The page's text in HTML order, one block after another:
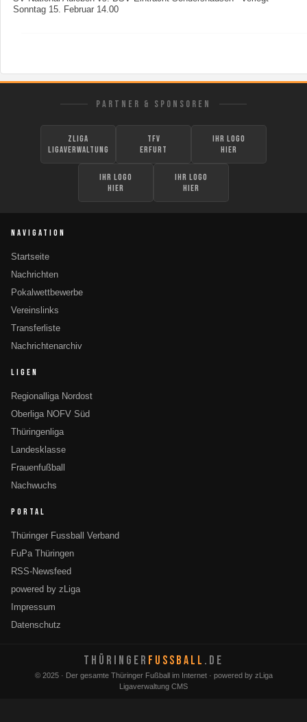
Sonntag 15. Februar 14.00
PARTNER & SPONSOREN
zLiga
Ligaverwaltung
TFV
Erfurt
Ihr Logo
hier
Ihr Logo
hier
Ihr Logo
hier
NAVIGATION
Startseite
Nachrichten
Pokalwettbewerbe
Vereinslinks
Transferliste
Nachrichtenarchiv
LIGEN
Regionalliga Nordost
Oberliga NOFV Süd
Thüringenliga
Landesklasse
Frauenfußball
Nachwuchs
PORTAL
Thüringer Fussball Verband
FuPa Thüringen
RSS-Newsfeed
powered by zLiga
Impressum
Datenschutz
THÜRINGER FUSSBALL .DE
© 2025 · Der gesamte Thüringer Fußball im Internet · powered by zLiga
Ligaverwaltung CMS